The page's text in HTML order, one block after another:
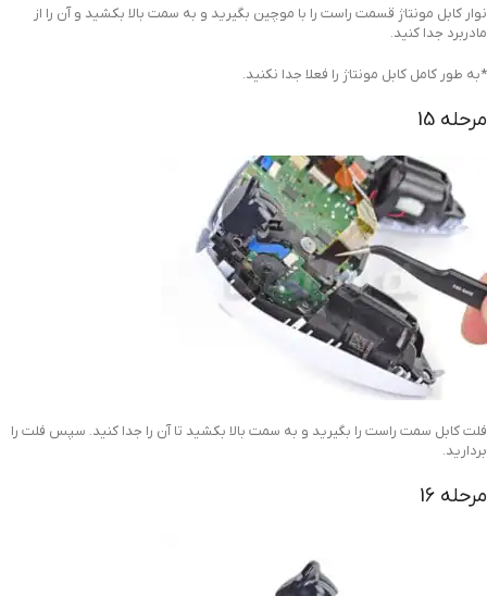
نوار کابل مونتاژ قسمت راست را با موچین بگیرید و به سمت بالا بکشید و آن را از
مادربرد جدا کنید.
*به طور کامل کابل مونتاژ را فعلا جدا نکنید.
مرحله 15
فلت کابل سمت راست را بگیرید و به سمت بالا بکشید تا آن را جدا کنید. سپس فلت را
بردارید.
مرحله 16